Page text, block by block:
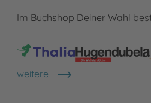
Im Buchshop Deiner Wahl
weitere
Shops anzeigen